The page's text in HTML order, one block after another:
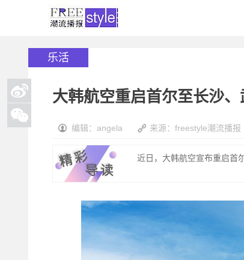
乐活
大韩航空重启首尔至长沙
编辑：angela 来源：freestyle潮流播报
近日，大韩航空宣布重启首